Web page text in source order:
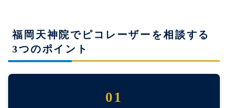
福岡天神院でピコレーザーを相談する
3つのポイント
01